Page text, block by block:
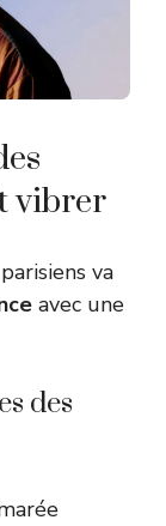
vibrer
va
avec une
des